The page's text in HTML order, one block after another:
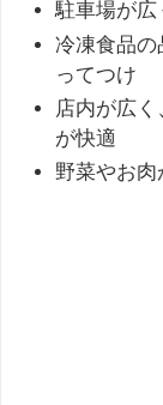
駐車場が広
冷凍食品の
ってつけ
店内が広
が快適
野菜やお